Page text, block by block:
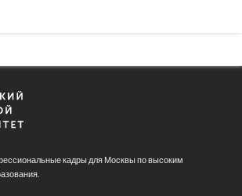
кадры для Москвы по высоким